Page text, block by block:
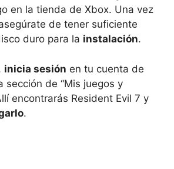
en la tienda de Xbox. Una vez
de tener suficiente
duro para la instalación.
inicia sesión en tu cuenta de
sección de “Mis juegos y
encontrarás Resident Evil 7 y
.